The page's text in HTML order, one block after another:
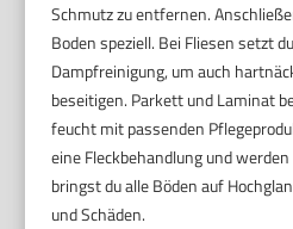
Schmutz zu entfernen.
Boden speziell. Bei Fliesen setzt
Dampfreinigung, um auch
beseitigen. Parkett und Laminat
feucht mit passenden
eine Fleckbehandlung und
bringst du alle Böden auf
und Schäden.